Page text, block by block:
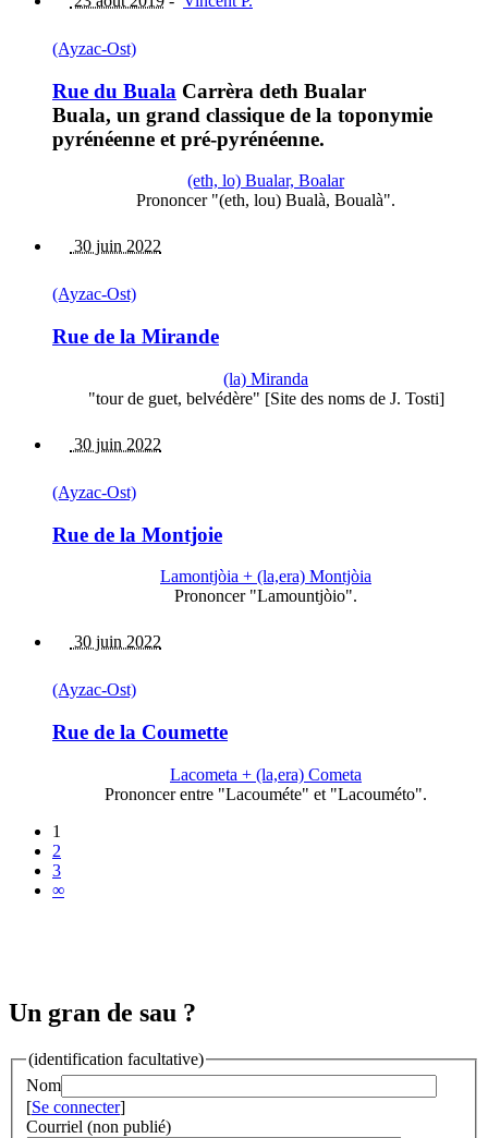
(Ayzac-Ost)
Rue du Buala Carrèra deth Bualar
Buala, un grand classique de la toponymie
pyrénéenne et pré-pyrénéenne.
(eth, lo) Bualar, Boalar
Prononcer "(eth, lou) Bualà, Boualà".
30 juin 2022
(Ayzac-Ost)
Rue de la Mirande
(la) Miranda
"tour de guet, belvédère" [Site des noms de J. Tosti]
30 juin 2022
(Ayzac-Ost)
Rue de la Montjoie
Lamontjòia + (la,era) Montjòia
Prononcer "Lamountjòio".
30 juin 2022
(Ayzac-Ost)
Rue de la Coumette
Lacometa + (la,era) Cometa
Prononcer entre "Lacouméte" et "Lacouméto".
1
2
3
∞
Un gran de sau ?
(identification facultative)
Nom
[Se connecter]
Courriel (non publié)